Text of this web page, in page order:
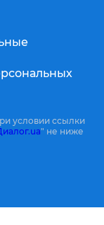
условии ссылки
" не ниже